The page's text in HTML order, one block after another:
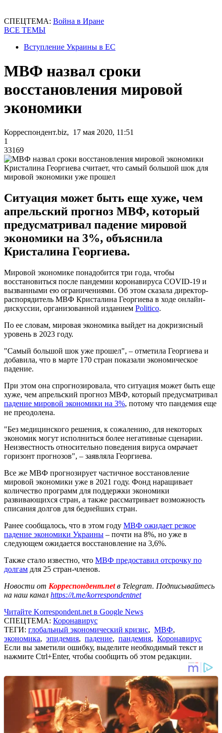
СПЕЦТЕМА: Война в Иране
ВСЕ ТЕМЫ
Вступление Украины в ЕС
МВФ назвал сроки
восстановления мировой
экономики
Корреспондент.biz, 17 мая 2020, 11:51
1
33169
Кристалина Георгиева считает, что самый большой шок для
мировой экономики уже прошел
Ситуация может быть еще хуже, чем
апрельский прогноз МВФ, который
предусматривал падение мировой
экономики на 3%, объяснила
Кристалина Георгиева.
Мировой экономике понадобится три года, чтобы
восстановиться после пандемии коронавируса COVID-19 и
вызванными ею ограничениями. Об этом сказала директор-
распорядитель МВФ Кристалина Георгиева в ходе онлайн-
дискуссии, организованной изданием Politico.
По ее словам, мировая экономика выйдет на докризисный
уровень в 2023 году.
"Самый большой шок уже прошел", – отметила Георгиева и
добавила, что в марте 170 стран показали экономическое
падение.
При этом она спрогнозировала, что ситуация может быть еще
хуже, чем апрельский прогноз МВФ, который предусматривал
падение мировой экономики на 3%, потому что пандемия еще
не преодолена.
"Без медицинского решения, к сожалению, для некоторых
экономик могут исполниться более негативные сценарии.
Неизвестность относительно поведения вируса омрачает
горизонт прогнозов", – заявляла Георгиева.
Все же МВФ прогнозирует частичное восстановление
мировой экономики уже в 2021 году. Фонд наращивает
количество программ для поддержки экономики
развивающихся стран, а также рассматривает возможность
списания долгов для беднейших стран.
Ранее сообщалось, что в этом году МВФ ожидает резкое
падение экономики Украины – почти на 8%, но уже в
следующем ожидается восстановление на 3,6%.
Также стало известно, что МВФ предоставил отсрочку по
долгам для 25 стран-членов.
Новости от Корреспондент.netв Telegram. Подписывайтесь
на наш канал https://t.me/korrespondentnet
Читайте Korrespondent.net в Google News
СПЕЦТЕМА: Коронавирус
ТЕГИ: глобальный экономический кризис, МВФ,
экономика, эпидемия, падение, пандемия, Коронавирус
Если вы заметили ошибку, выделите необходимый текст и
нажмите Ctrl+Enter, чтобы сообщить об этом редакции.